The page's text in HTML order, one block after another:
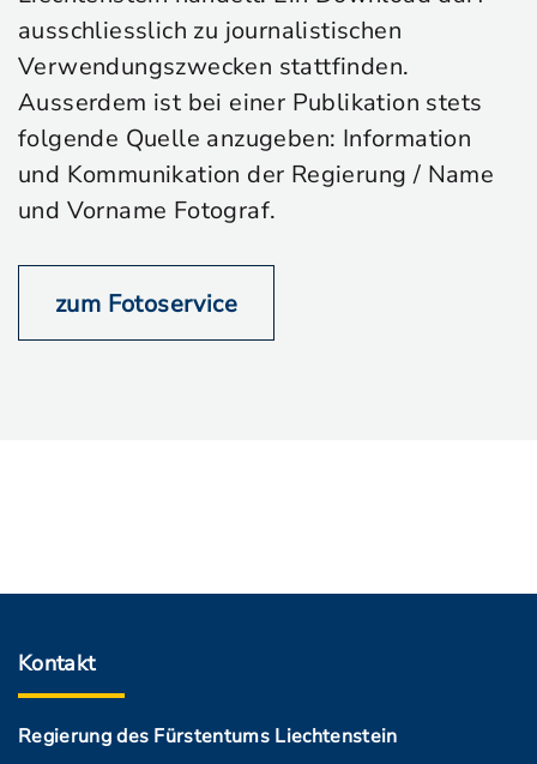
ausschliesslich zu journalistischen
Verwendungszwecken stattfinden.
Ausserdem ist bei einer Publikation stets
folgende Quelle anzugeben: Information
und Kommunikation der Regierung / Name
und Vorname Fotograf.
zum Fotoservice
Kontakt
Regierung des Fürstentums Liechtenstein